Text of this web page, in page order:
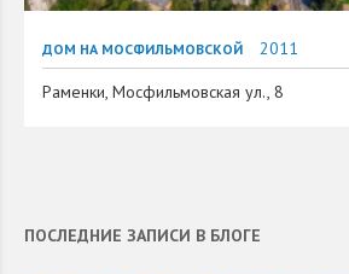
ДОМ НА МОСФИЛЬМОВСКОЙ
2011
Раменки, Мосфильмовская ул., 8
ПОСЛЕДНИЕ ЗАПИСИ В БЛОГЕ